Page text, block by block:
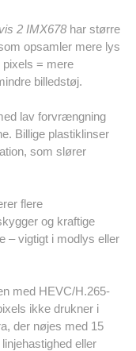
2 IMX678 har større
opsamler mere lys
pixels = mere
billedstøj.
lav forvrængning
Billige plastiklinser
som slører
flere
og kraftige
– vigtigt i modlys eller
med HEVC/H.265-
ikke drukner i
der nøjes med 15
eller